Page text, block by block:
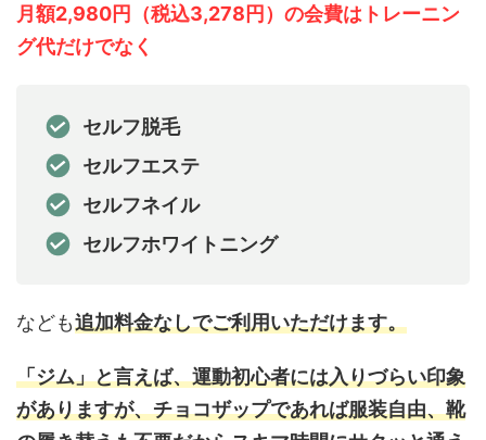
月額2,980円（税込3,278円）の会費はトレーニン
グ代だけでなく
セルフ脱毛
セルフエステ
セルフネイル
セルフホワイトニング
なども追加料金なしでご利用いただけます。
「ジム」と言えば、運動初心者には入りづらい印象
がありますが、チョコザップであれば服装自由、靴